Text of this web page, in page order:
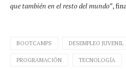
que también en el resto del mundo”,
BOOTCAMPS DESEMPLEO JUVENIL
PROGRAMACIÓN TECNOLOGÍA